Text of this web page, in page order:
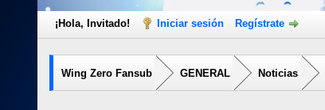
¡Hola, Invitado! Iniciar sesión Regístrate
Wing Zero Fansub GENERAL Noticias